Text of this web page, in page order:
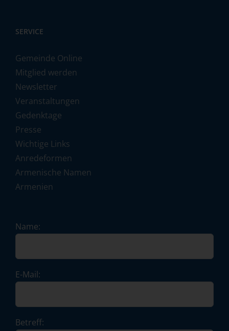
SERVICE
Gemeinde Online
Mitglied werden
Newsletter
Veranstaltungen
Gedenktage
Presse
Wichtige Links
Anredeformen
Armenische Namen
Armenien
Name:
E-Mail:
Betreff: